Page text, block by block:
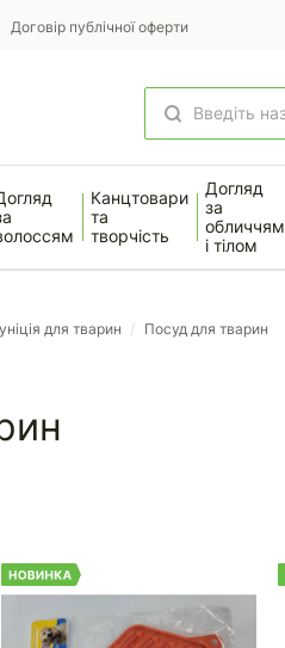
Договір публічної оферти
Канцтовари
та
творчість
Догляд
за
обличчям
і тілом
для тварин / Посуд для тварин